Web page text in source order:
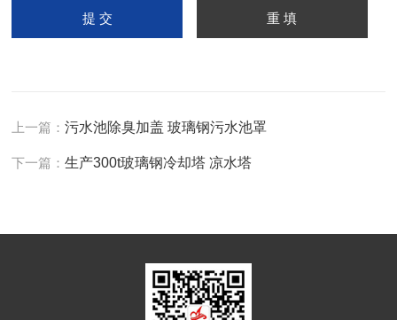
上一篇：污水池除臭加盖 玻璃钢污水池罩
下一篇：生产300t玻璃钢冷却塔 凉水塔